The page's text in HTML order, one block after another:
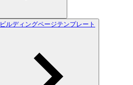
ビルディングページテンプレート